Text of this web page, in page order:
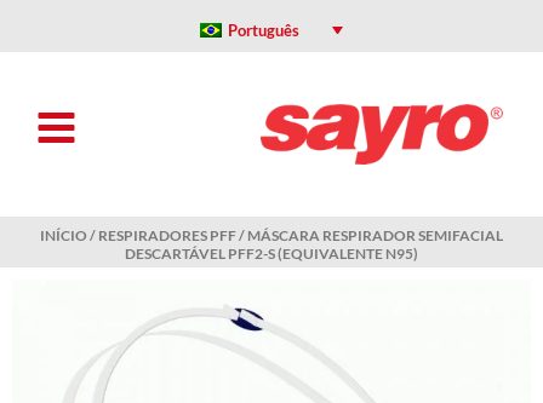
Português
INÍCIO / RESPIRADORES PFF/ MÁSCARA RESPIRADOR SEMIFACIAL
DESCARTÁVEL PFF2-S (EQUIVALENTE N95)